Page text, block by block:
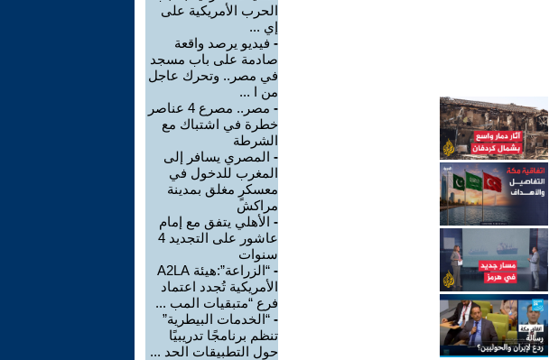
الحرب الأمريكية على
إي ...
- فيديو يرصد واقعة
صادمة على باب مسجد
في مصر.. وتحرك عاجل
من ا ...
-
مصر.. مصرع 4 عناصر
خطرة في اشتباك مع
الشرطة
- المصري يسافر إلى
المغرب للدخول في
معسكرٍ مغلق بمدينة
مراكش
- الأهلي يتفق مع إمام
عاشور على التجديد 4
سنوات
-
“الزراعة”:هيئة A2LA
الأمريكية تُجدد اعتماد
فرع “متبقيات المب ...
- “الخدمات البيطرية”
تنظم برنامجًا تدريبيًا
حول التطبيقات الحد ...